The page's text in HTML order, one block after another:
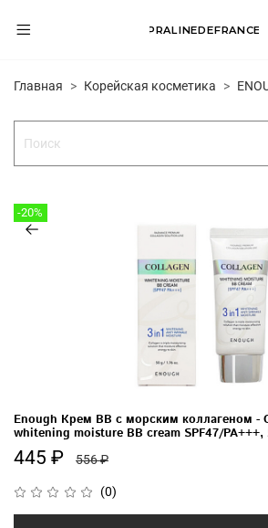
PRALINEDEFRANCE
Главная Корейская косметика
-20%
(0)
Enough Крем BB с морским коллагеном -
whitening moisture BB сream SPF47/PA+++,
445 ₽ 556 ₽